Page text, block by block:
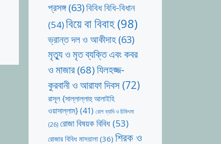
প্রসঙ্গ(63)বিবিধ বিধি-বিধান
(54)বিয়ে বা বিবাহ (98)
ভ্রান্ত দল ও আকীদাহ(63)
মৃত্যু ও মৃত ব্যক্তি এবং কবর
ও মাজার(68)যিলহজ্জ-
কুরবানী ও আরাফা দিবস (72)
রাসূল {সাল্লাল্লাহু আলাইহি
ওয়াসাল্লাম}(41) রোগ ব্যাধি ও চিকিৎসা
(26) রোজা বিষয়ক বিবিধ(53)
রোজার বিবিধ মাসয়ালা (36) শিরক ও